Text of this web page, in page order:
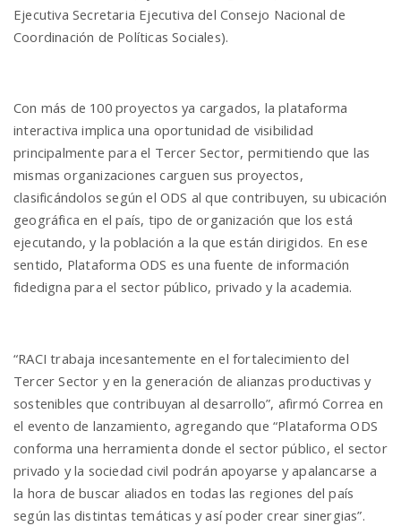
Ejecutiva Secretaria Ejecutiva del Consejo Nacional de
Coordinación de Políticas Sociales).
Con más de 100 proyectos ya cargados, la plataforma
interactiva implica una oportunidad de visibilidad
principalmente para el Tercer Sector, permitiendo que las
mismas organizaciones carguen sus proyectos,
clasificándolos según el ODS al que contribuyen, su ubicación
geográfica en el país, tipo de organización que los está
ejecutando, y la población a la que están dirigidos. En ese
sentido, Plataforma ODS es una fuente de información
fidedigna para el sector público, privado y la academia.
“RACI trabaja incesantemente en el fortalecimiento del
Tercer Sector y en la generación de alianzas productivas y
sostenibles que contribuyan al desarrollo”, afirmó Correa en
el evento de lanzamiento, agregando que “Plataforma ODS
conforma una herramienta donde el sector público, el sector
privado y la sociedad civil podrán apoyarse y apalancarse a
la hora de buscar aliados en todas las regiones del país
según las distintas temáticas y así poder crear sinergias”.